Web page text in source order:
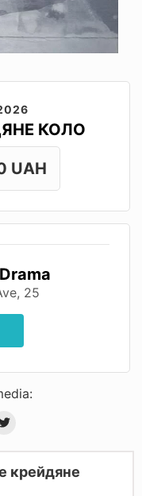
КОЛО
UAH
25
крейдяне